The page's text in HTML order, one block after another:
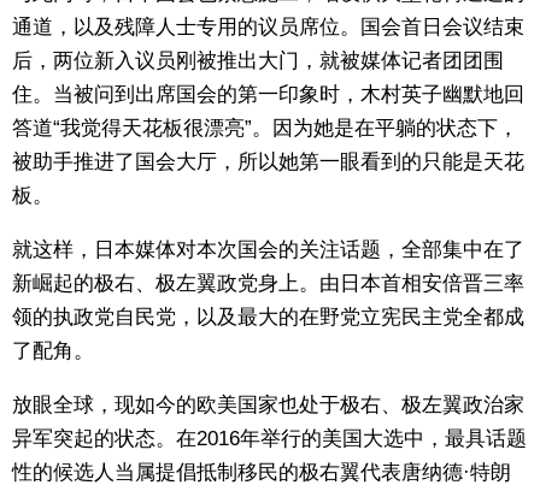
通道，以及残障人士专用的议员席位。国会首日会议结束
后，两位新入议员刚被推出大门，就被媒体记者团团围
住。当被问到出席国会的第一印象时，木村英子幽默地回
答道“我觉得天花板很漂亮”。因为她是在平躺的状态下，
被助手推进了国会大厅，所以她第一眼看到的只能是天花
板。
就这样，日本媒体对本次国会的关注话题，全部集中在了
新崛起的极右、极左翼政党身上。由日本首相安倍晋三率
领的执政党自民党，以及最大的在野党立宪民主党全都成
了配角。
放眼全球，现如今的欧美国家也处于极右、极左翼政治家
异军突起的状态。在2016年举行的美国大选中，最具话题
性的候选人当属提倡抵制移民的极右翼代表唐纳德·特朗